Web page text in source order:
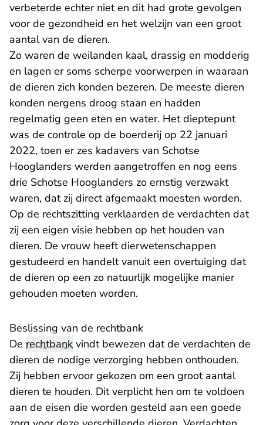
verbeterde echter niet en dit had grote gevolgen
voor de gezondheid en het welzijn van een groot
aantal van de dieren.
Zo waren de weilanden kaal, drassig en modderig
en lagen er soms scherpe voorwerpen in waaraan
de dieren zich konden bezeren. De meeste dieren
konden nergens droog staan en hadden
regelmatig geen eten en water. Het dieptepunt
was de controle op de boerderij op 22 januari
2022, toen er zes kadavers van Schotse
Hooglanders werden aangetroffen en nog eens
drie Schotse Hooglanders zo ernstig verzwakt
waren, dat zij direct afgemaakt moesten worden.
Op de rechtszitting verklaarden de verdachten dat
zij een eigen visie hebben op het houden van
dieren. De vrouw heeft dierwetenschappen
gestudeerd en handelt vanuit een overtuiging dat
de dieren op een zo natuurlijk mogelijke manier
gehouden moeten worden.
Beslissing van de rechtbank
De rechtbank vindt bewezen dat de verdachten de
dieren de nodige verzorging hebben onthouden.
Zij hebben ervoor gekozen om een groot aantal
dieren te houden. Dit verplicht hen om te voldoen
aan de eisen die worden gesteld aan een goede